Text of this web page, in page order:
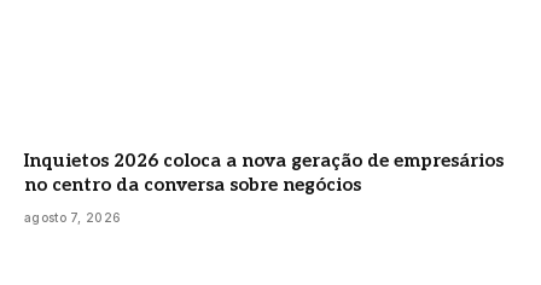
Inquietos 2026 coloca a nova geração de empresários
no centro da conversa sobre negócios
agosto 7, 2026